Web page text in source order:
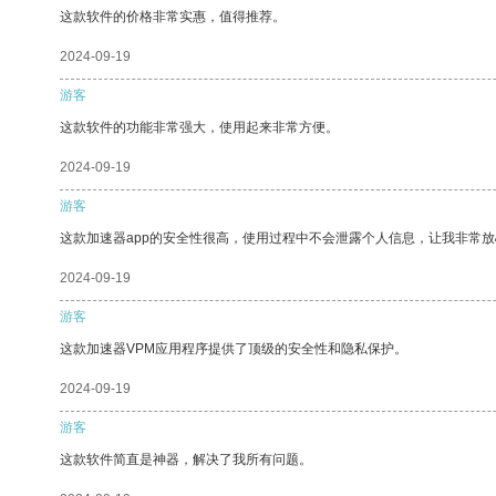
这款软件的价格非常实惠，值得推荐。
2024-09-19
游客
这款软件的功能非常强大，使用起来非常方便。
2024-09-19
游客
这款加速器app的安全性很高，使用过程中不会泄露个人信息，让我非常
2024-09-19
游客
这款加速器VPM应用程序提供了顶级的安全性和隐私保护。
2024-09-19
游客
这款软件简直是神器，解决了我所有问题。